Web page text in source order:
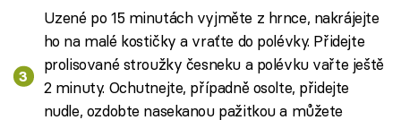
Uzené po 15 minutách vyjměte z hrnce, nakrájejte
ho na malé kostičky a vraťte do polévky. Přidejte
prolisované stroužky česneku a polévku vařte ještě
2 minuty. Ochutnejte, případně osolte, přidejte
nudle, ozdobte nasekanou pažitkou a můžete